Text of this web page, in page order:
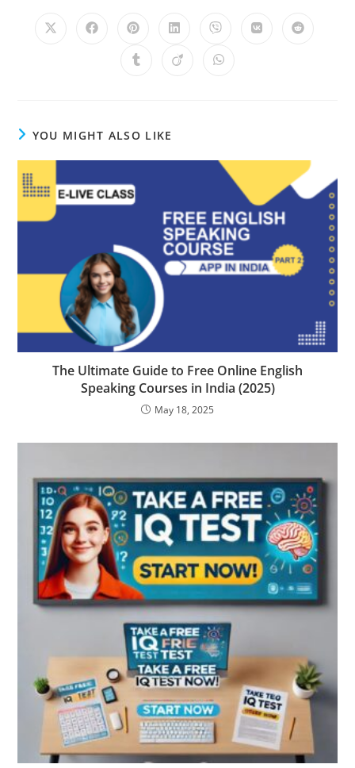
Opens
Opens Opens
a
new
Opens
a
new
Opens
a
new
Opens Opens
Opens Opens Opens
YOU MIGHT ALSO LIKE
The Ultimate Guide to Free Online English
Speaking Courses in India (2025)
May 18, 2025